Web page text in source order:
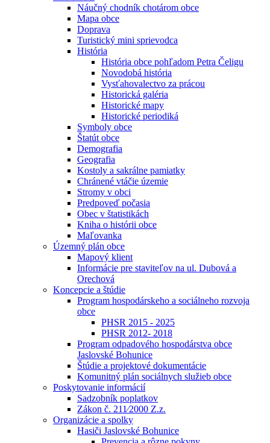
Náučný chodník chotárom obce
Mapa obce
Doprava
Turistický mini sprievodca
História
História obce pohľadom Petra Čeligu
Novodobá história
Vysťahovalectvo za prácou
Historická galéria
Historické mapy
Historické periodiká
Symboly obce
Štatút obce
Demografia
Geografia
Kostoly a sakrálne pamiatky
Chránené vtáčie územie
Stromy v obci
Predpoveď počasia
Obec v štatistikách
Kniha o histórii obce
Maľovanka
Územný plán obce
Mapový klient
Informácie pre staviteľov na ul. Dubová a
Orechová
Koncepcie a štúdie
Program hospodárskeho a sociálneho rozvoja
obce
PHSR 2015 - 2025
PHSR 2012- 2018
Program odpadového hospodárstva obce
Jaslovské Bohunice
Štúdie a projektové dokumentácie
Komunitný plán sociálnych služieb obce
Poskytovanie informácií
Sadzobník poplatkov
Zákon č. 211⁄2000 Z.z.
Organizácie a spolky
Hasiči Jaslovské Bohunice